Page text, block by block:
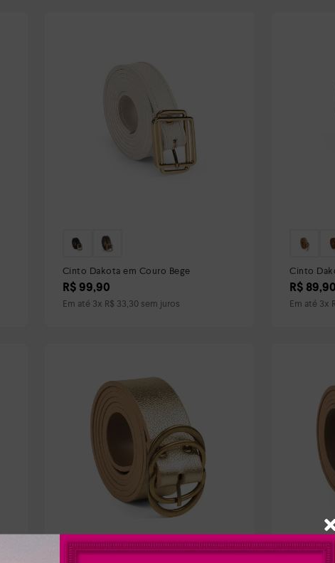
Cinto Dakota em Couro Bege
R$ 99,90
Em até 3x R$ 33,30sem juros
Cinto
R$ 89,90
Em até 3x